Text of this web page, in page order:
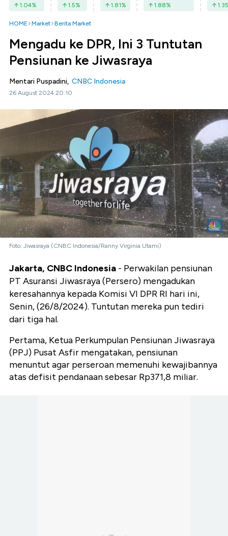
1.04% 1.5% 1.81% 1.88% 1.35
HOME Market Berita Market
Mengadu ke DPR, Ini 3 Tuntutan
Pensiunan ke Jiwasraya
Mentari Puspadini, CNBC Indonesia
26 August 2024 20:10
Foto: Jiwasraya (CNBC Indonesia/Ranny Virginia Utami)
Jakarta, CNBC Indonesia - Perwakilan pensiunan
PT Asuransi Jiwasraya (Persero) mengadukan
keresahannya kepada Komisi VI DPR RI hari ini,
Senin, (26/8/2024). Tuntutan mereka pun tediri
dari tiga hal.
Pertama, Ketua Perkumpulan Pensiunan Jiwasraya
(PPJ) Pusat Asfir mengatakan, pensiunan
menuntut agar perseroan memenuhi kewajibannya
atas defisit pendanaan sebesar Rp371,8 miliar.